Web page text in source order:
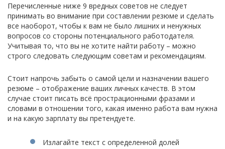
Перечисленные ниже 9 вредных советов не следует
принимать во внимание при составлении резюме и сделать
все наоборот, чтобы к вам не было лишних и ненужных
вопросов со стороны потенциального работодателя.
Учитывая то, что вы не хотите найти работу – можно
строго следовать следующим советам и рекомендациям.
Стоит напрочь забыть о самой цели и назначении вашего
резюме – отображение ваших личных качеств. В этом
случае стоит писать всё прострационными фразами и
словами в отношении того, какая именно работа вам нужна
и на какую зарплату вы претендуете.
Излагайте текст с определенной долей